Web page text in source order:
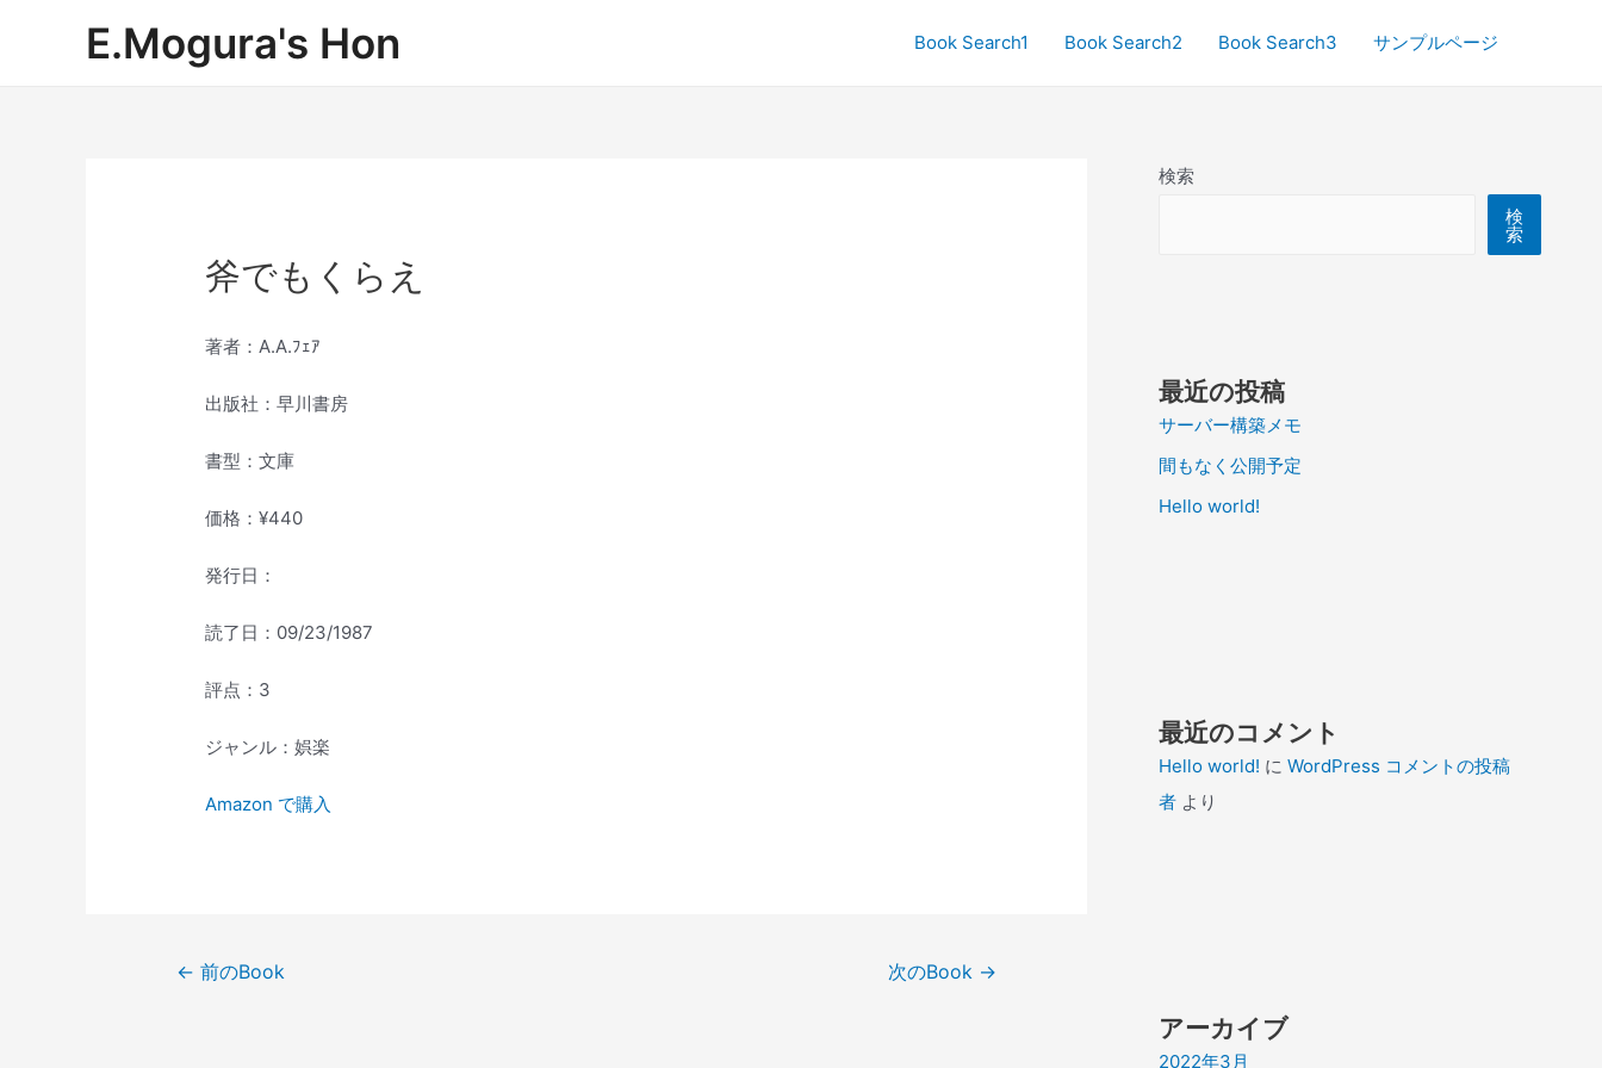
E.Mogura's Hon Book Search1 Book Search2 Book Search3 サンプルページ
斧でもくらえ
著者：A.A.ﾌｪｱ
出版社：早川書房
書型：文庫
価格：¥440
発行日：
読了日：09/23/1987
評点：3
ジャンル：娯楽
Amazon で購入
← 前のBook 次のBook →
検索
検
索
最近の投稿
サーバー構築メモ
間もなく公開予定
Hello world!
最近のコメント
Hello world! に WordPress コメントの投稿
者 より
アーカイブ
2022年3月